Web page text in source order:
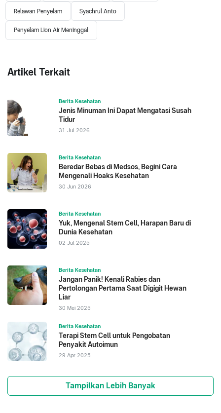
Relawan Penyelam Syachrul Anto
Penyelam Lion Air Meninggal
Artikel Terkait
Berita Kesehatan
Jenis Minuman Ini Dapat Mengatasi Susah
Tidur
31 Jul 2026
Berita Kesehatan
Beredar Bebas di Medsos, Begini Cara
Mengenali Hoaks Kesehatan
30 Jun 2026
Berita Kesehatan
Yuk, Mengenal Stem Cell, Harapan Baru di
Dunia Kesehatan
02 Jul 2025
Berita Kesehatan
Jangan Panik! Kenali Rabies dan
Pertolongan Pertama Saat Digigit Hewan
Liar
30 Mei 2025
Berita Kesehatan
Terapi Stem Cell untuk Pengobatan
Penyakit Autoimun
29 Apr 2025
Tampilkan Lebih Banyak